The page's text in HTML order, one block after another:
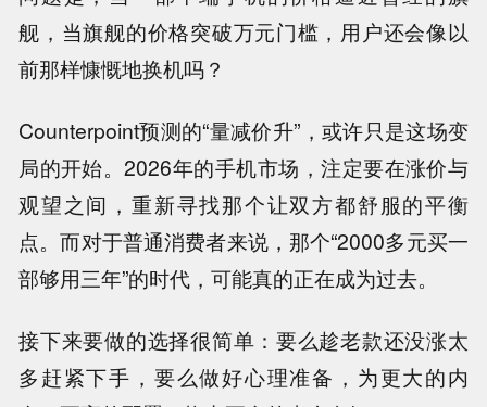
舰，当旗舰的价格突破万元门槛，用户还会像以
前那样慷慨地换机吗？
Counterpoint预测的“量减价升”，或许只是这场变
局的开始。2026年的手机市场，注定要在涨价与
观望之间，重新寻找那个让双方都舒服的平衡
点。而对于普通消费者来说，那个“2000多元买一
部够用三年”的时代，可能真的正在成为过去。
接下来要做的选择很简单：要么趁老款还没涨太
多赶紧下手，要么做好心理准备，为更大的内